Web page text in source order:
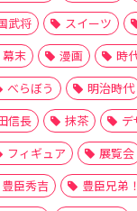
武将
スイーツ
幕末
漫画 時
べらぼう
明治時代
信長
抹茶 デ
フィギュア
展覧会
豊臣秀吉
豊臣兄弟！